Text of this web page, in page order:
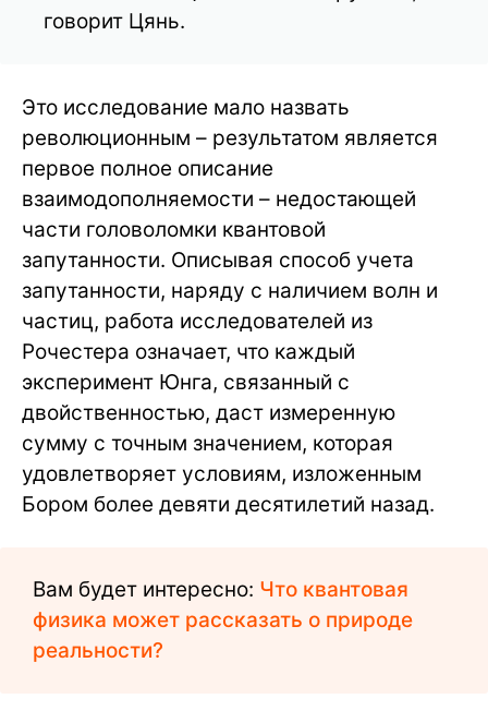
говорит Цянь.
Это исследование мало назвать
революционным – результатом является
первое полное описание
взаимодополняемости – недостающей
части головоломки квантовой
запутанности. Описывая способ учета
запутанности, наряду с наличием волн и
частиц, работа исследователей из
Рочестера означает, что каждый
эксперимент Юнга, связанный с
двойственностью, даст измеренную
сумму с точным значением, которая
удовлетворяет условиям, изложенным
Бором более девяти десятилетий назад.
Вам будет интересно: Что квантовая
физика может рассказать о природе
реальности?